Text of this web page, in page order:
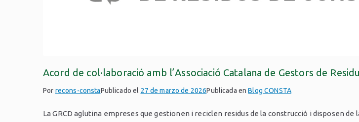
Acord de col·laboració amb l’Associació Catalana de Gestors de
Por recons-constaPublicado el 27 de marzo de 2026Publicada enBlog CONSTA
La GRCD aglutina empreses que gestionen i reciclen residus de la construcció i disposen